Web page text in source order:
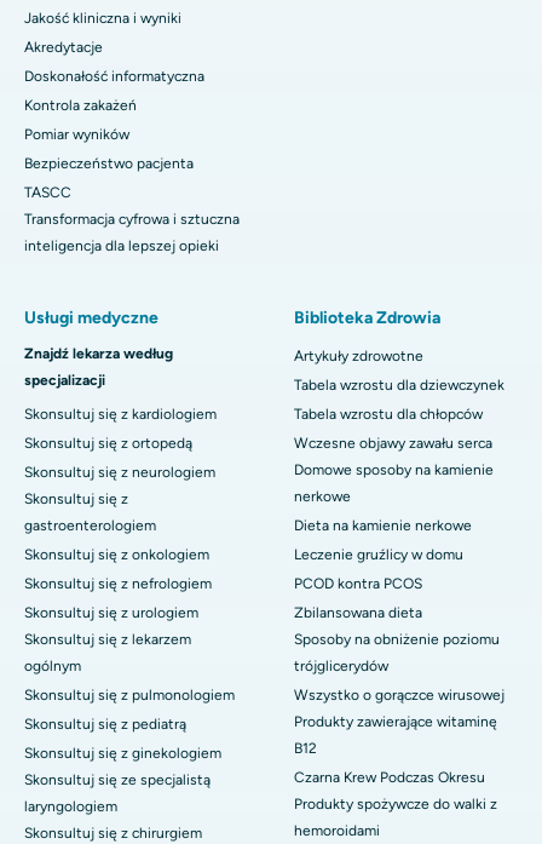
Jakość kliniczna i wyniki
Akredytacje
Doskonałość informatyczna
Kontrola zakażeń
Pomiar wyników
Bezpieczeństwo pacjenta
TASCC
Transformacja cyfrowa i sztuczna
inteligencja dla lepszej opieki
Usługi medyczne
Znajdź lekarza według
specjalizacji
Skonsultuj się z kardiologiem
Skonsultuj się z ortopedą
Skonsultuj się z neurologiem
Skonsultuj się z
gastroenterologiem
Skonsultuj się z onkologiem
Skonsultuj się z nefrologiem
Skonsultuj się z urologiem
Skonsultuj się z lekarzem
ogólnym
Skonsultuj się z pulmonologiem
Skonsultuj się z pediatrą
Skonsultuj się z ginekologiem
Skonsultuj się ze specjalistą
laryngologiem
Skonsultuj się z chirurgiem
Biblioteka Zdrowia
Artykuły zdrowotne
Tabela wzrostu dla dziewczynek
Tabela wzrostu dla chłopców
Wczesne objawy zawału serca
Domowe sposoby na kamienie
nerkowe
Dieta na kamienie nerkowe
Leczenie gruźlicy w domu
PCOD kontra PCOS
Zbilansowana dieta
Sposoby na obniżenie poziomu
trójglicerydów
Wszystko o gorączce wirusowej
Produkty zawierające witaminę
B12
Czarna Krew Podczas Okresu
Produkty spożywcze do walki z
hemoroidami